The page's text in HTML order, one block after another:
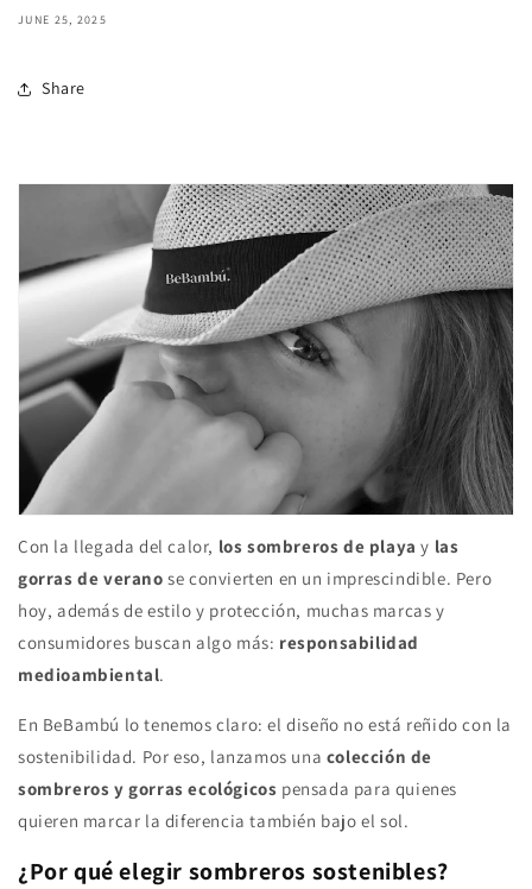
JUNE 25, 2025
Share
Con la llegada del calor, los sombreros de playa y las
gorras de verano se convierten en un imprescindible. Pero
hoy, además de estilo y protección, muchas marcas y
consumidores buscan algo más: responsabilidad
medioambiental.
En BeBambú lo tenemos claro: el diseño no está reñido con la
sostenibilidad. Por eso, lanzamos una colección de
sombreros y gorras ecológicos pensada para quienes
quieren marcar la diferencia también bajo el sol.
¿Por qué elegir sombreros sostenibles?